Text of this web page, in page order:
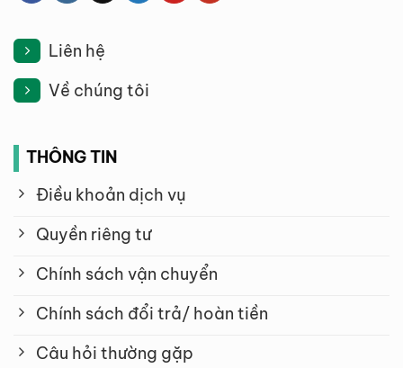
Liên hệ
Về chúng tôi
THÔNG TIN
Điều khoản dịch vụ
Quyền riêng tư
Chính sách vận chuyển
Chính sách đổi trả/ hoàn tiền
Câu hỏi thường gặp